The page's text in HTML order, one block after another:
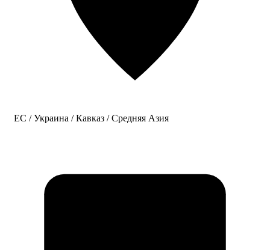
ЕС / Украина / Кавказ / Средняя Азия